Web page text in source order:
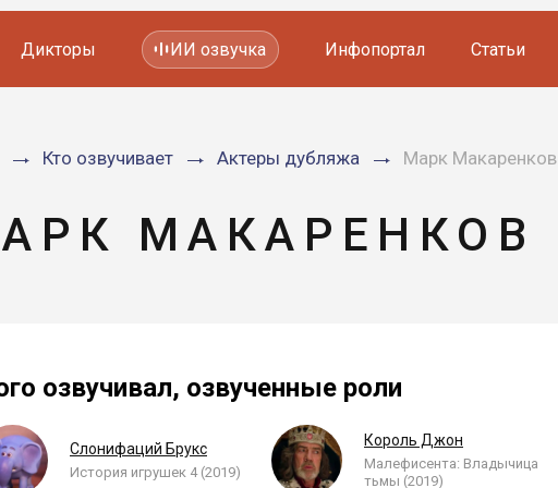
Мультфильмов
Дикторы ИИ озвучка Инфопортал Статьи
Кто озвучивает Актеры дубляжа Марк Макаренков
МАКАРЕНКОВ
озвучивал, озвученные роли
Слонифаций Брукс
История игрушек 4 (2019)
Король Джон
Малефисента: Владычица
тьмы (2019)